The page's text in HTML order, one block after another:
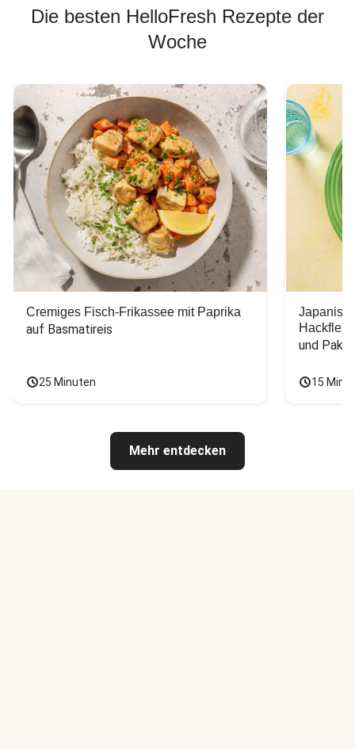
Die besten HelloFresh Rezepte der
Woche
Cremiges Fisch-Frikassee mit Paprika
auf Basmatireis
25 Minuten
und Pak
15
Mehr entdecken